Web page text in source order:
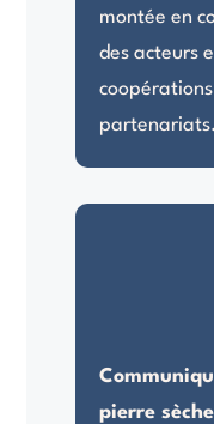
montée en
des acteurs
partenariats.
pierre sèche